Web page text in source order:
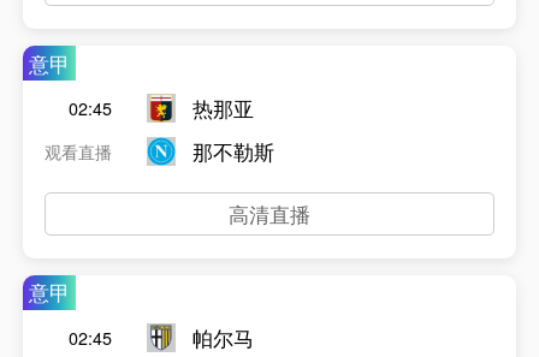
意甲
02:45
观看直播
热那亚
那不勒斯
高清直播
意甲
02:45
帕尔马